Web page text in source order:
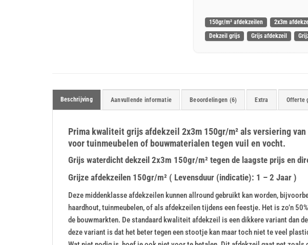
150gr/m² afdekzeilen 2x3m
Dekzeil grijs
Grijs afdekzeil
Beschrijving Aanvullende informatie Beoordelingen (6) Extra Offerte
Prima kwaliteit grijs afdekzeil 2x3m 150gr/m² als versiering
voor tuinmeubelen of bouwmaterialen tegen vuil en vocht.
Grijs waterdicht dekzeil 2x3m 150gr/m² tegen de laagste prijs en
Grijze afdekzeilen 150gr/m² ( Levensduur (indicatie): 1 – 2 Jaar )
Deze middenklasse afdekzeilen kunnen allround gebruikt kan worden,
haardhout, tuinmeubelen, of als afdekzeilen tijdens een feestje. Het is zo’n
de bouwmarkten. De standaard kwaliteit afdekzeil is een dikkere variant dan
deze variant is dat het beter tegen een stootje kan maar toch niet te veel